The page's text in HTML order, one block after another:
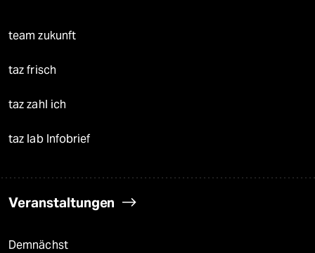
team zukunft
taz frisch
taz zahl ich
taz lab Infobrief
Veranstaltungen
Demnächst